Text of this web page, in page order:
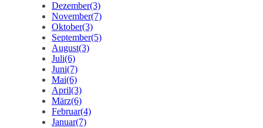
Dezember(3)
November(7)
Oktober(3)
September(5)
August(3)
Juli(6)
Juni(7)
Mai(6)
April(3)
März(6)
Februar(4)
Januar(7)